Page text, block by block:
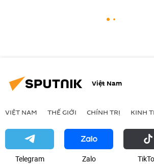
Việt Nam
VIỆT NAM THẾ GIỚI CHÍNH TRỊ KINH
Telegram Zalo